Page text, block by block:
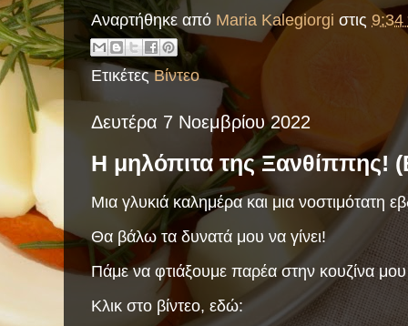
Αναρτήθηκε από Maria Kalegiorgi στις
ΕτικέτεςΒίντεο
Δευτέρα 7 Νοεμβρίου 2022
Η μηλόπιτα της Ξανθίππης!
Μια γλυκιά καλημέρα και μια νοστιμότατη
Θα βάλω τα δυνατά μου να γίνει!
Πάμε να φτιάξουμε παρέα στην κουζίνα
Κλικ στο βίντεο, εδώ: